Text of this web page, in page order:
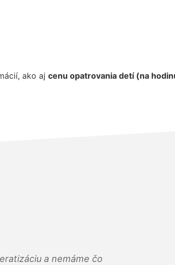
ako aj cenu opatrovania detí (na
a nemáme čo